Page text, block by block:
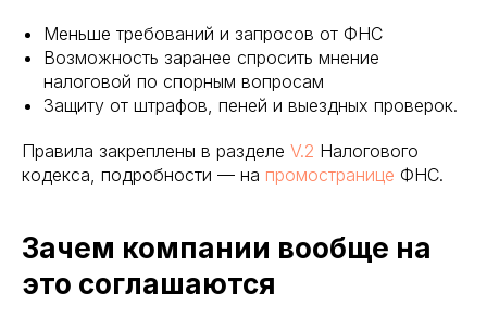
Меньше требований и запросов от ФНС
Возможность заранее спросить мнение
налоговой по спорным вопросам
Защиту от штрафов, пеней и выездных проверок.
Правила закреплены в разделе V.2 Налогового
кодекса, подробности — на промостранице ФНС.
Зачем компании вообще на
это соглашаются